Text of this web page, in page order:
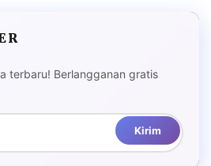
terbaru! Berlangganan gratis
Kirim